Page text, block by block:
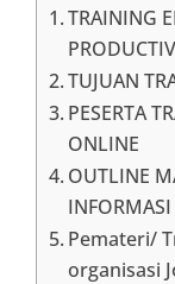
TRAINING
TUJUAN
PESERTA
ONLINE
OUTLINE
INFORMASI
Pemateri/
organisasi